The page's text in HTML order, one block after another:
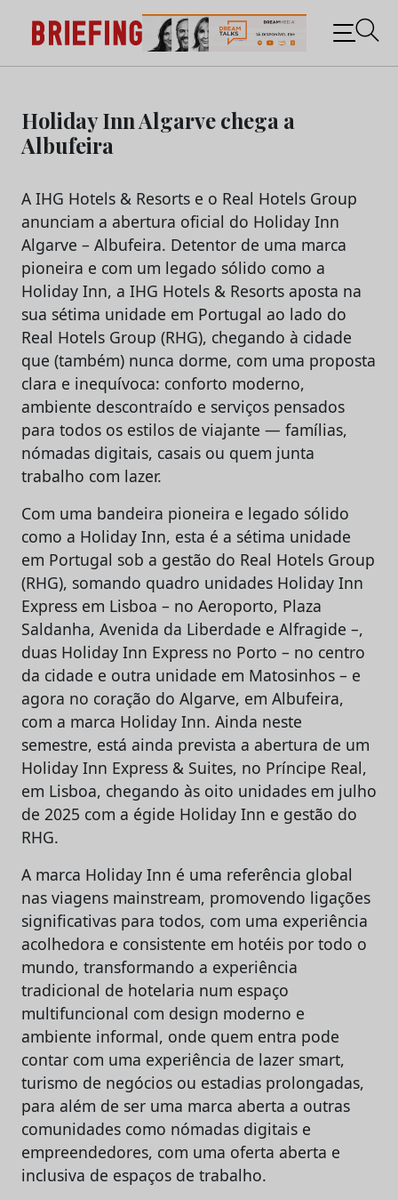
content
Briefing: Todas as notícias sobre os negócios do
Marketing e da Publicidade
Holiday Inn Algarve chega a
Albufeira
A IHG Hotels & Resorts e o Real Hotels Group
anunciam a abertura oficial do Holiday Inn
Algarve – Albufeira. Detentor de uma marca
pioneira e com um legado sólido como a
Holiday Inn, a IHG Hotels & Resorts aposta na
sua sétima unidade em Portugal ao lado do
Real Hotels Group (RHG), chegando à cidade
que (também) nunca dorme, com uma proposta
clara e inequívoca: conforto moderno,
ambiente descontraído e serviços pensados
para todos os estilos de viajante — famílias,
nómadas digitais, casais ou quem junta
trabalho com lazer.
Com uma bandeira pioneira e legado sólido
como a Holiday Inn, esta é a sétima unidade
em Portugal sob a gestão do Real Hotels Group
(RHG), somando quadro unidades Holiday Inn
Express em Lisboa – no Aeroporto, Plaza
Saldanha, Avenida da Liberdade e Alfragide –,
duas Holiday Inn Express no Porto – no centro
da cidade e outra unidade em Matosinhos – e
agora no coração do Algarve, em Albufeira,
com a marca Holiday Inn. Ainda neste
semestre, está ainda prevista a abertura de um
Holiday Inn Express & Suites, no Príncipe Real,
em Lisboa, chegando às oito unidades em julho
de 2025 com a égide Holiday Inn e gestão do
RHG.
A marca Holiday Inn é uma referência global
nas viagens mainstream, promovendo ligações
significativas para todos, com uma experiência
acolhedora e consistente em hotéis por todo o
mundo, transformando a experiência
tradicional de hotelaria num espaço
multifuncional com design moderno e
ambiente informal, onde quem entra pode
contar com uma experiência de lazer smart,
turismo de negócios ou estadias prolongadas,
para além de ser uma marca aberta a outras
comunidades como nómadas digitais e
empreendedores, com uma oferta aberta e
inclusiva de espaços de trabalho.